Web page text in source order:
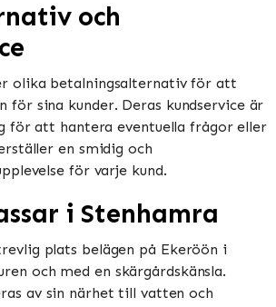
och
olika betalningsalternativ för att
för sina kunder. Deras kundservice är
för att hantera eventuella frågor eller
en smidig och
för varje kund.
i Stenhamra
plats belägen på Ekeröön i
och med en skärgårdskänsla.
av sin närhet till vatten och